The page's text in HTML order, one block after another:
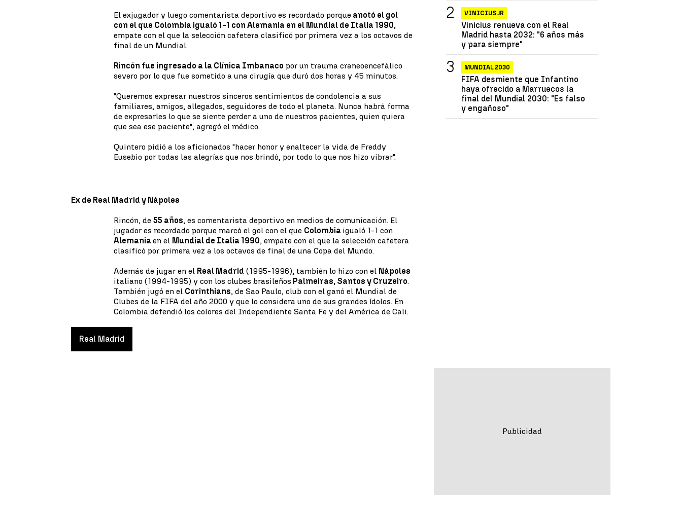
El exjugador y luego comentarista deportivo es recordado porque anotó el gol
con el que Colombia igualó 1-1 con Alemania en el Mundial de Italia 1990,
empate con el que la selección cafetera clasificó por primera vez a los octavos de
final de un Mundial.
Rincón fue ingresado a la Clínica Imbanaco por un trauma craneoencefálico
severo por lo que fue sometido a una cirugía que duró dos horas y 45 minutos.
"Queremos expresar nuestros sinceros sentimientos de condolencia a sus
familiares, amigos, allegados, seguidores de todo el planeta. Nunca habrá forma
de expresarles lo que se siente perder a uno de nuestros pacientes, quien quiera
que sea ese paciente", agregó el médico.
Quintero pidió a los aficionados "hacer honor y enaltecer la vida de Freddy
Eusebio por todas las alegrías que nos brindó, por todo lo que nos hizo vibrar".
Ex de Real Madrid y Nápoles
Rincón, de55 años, es comentarista deportivo en medios de comunicación. El
jugador es recordado porque marcó el gol con el que Colombia igualó 1-1 con
Alemaniaen el Mundial de Italia 1990, empate con el que la selección cafetera
clasificó por primera vez a los octavos de final de una Copa del Mundo.
Además de jugar en el Real Madrid (1995-1996), también lo hizo con el Nápoles
italiano (1994-1995) y con los clubes brasileños Palmeiras, Santos y Cruzeiro.
También jugó en el Corinthians, de Sao Paulo, club con el ganó el Mundial de
Clubes de la FIFA del año 2000 y que lo considera uno de sus grandes ídolos. En
Colombia defendió los colores del Independiente Santa Fe y del América de Cali.
Real Madrid
VINICIUS JR
Vinicius renueva con el Real
Madrid hasta 2032: "6 años más
y para siempre"
MUNDIAL 2030
FIFA desmiente que Infantino
haya ofrecido a Marruecos la
final del Mundial 2030: "Es falso
y engañoso"